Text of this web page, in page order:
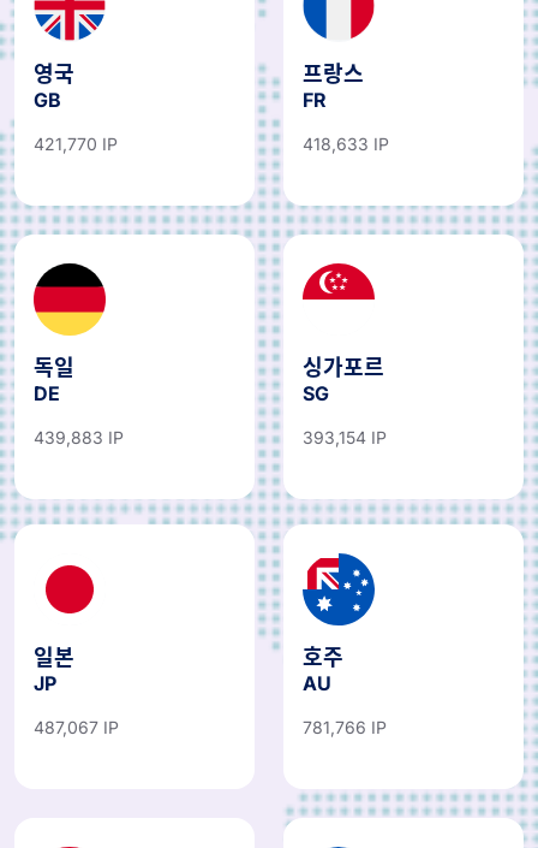
영국
GB
421,770 IP
프랑스
FR
418,633 IP
독일
DE
439,883 IP
싱가포르
SG
393,154 IP
일본
JP
487,067 IP
호주
AU
781,766 IP